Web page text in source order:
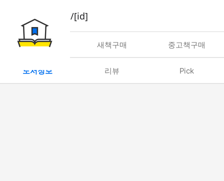
book/rent/[id]
대여 새책구매 중고책구매
도서정보 리뷰 Pick